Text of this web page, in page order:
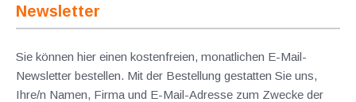
Newsletter
Sie können hier einen kostenfreien, monatlichen E-Mail-
Newsletter bestellen. Mit der Bestellung gestatten Sie uns,
Ihre/n Namen, Firma und E-Mail-Adresse zum Zwecke der